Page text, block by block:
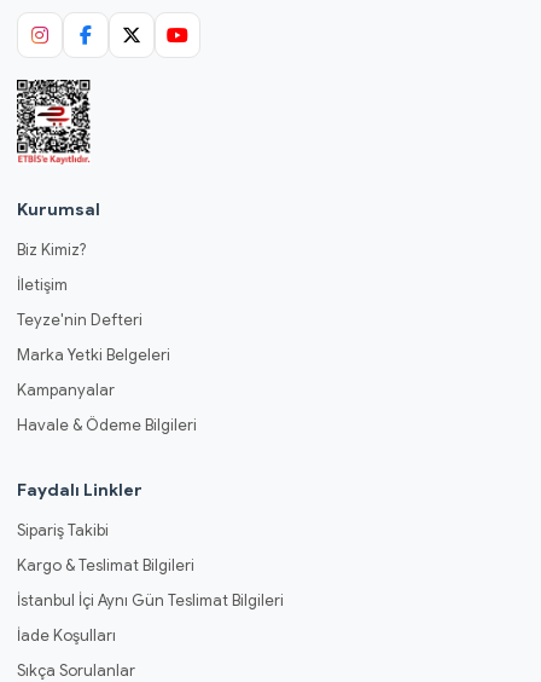
Kurumsal
Biz Kimiz?
İletişim
Teyze'nin Defteri
Marka Yetki Belgeleri
Kampanyalar
Havale & Ödeme Bilgileri
Faydalı Linkler
Sipariş Takibi
Kargo & Teslimat Bilgileri
İstanbul İçi Aynı Gün Teslimat Bilgileri
İade Koşulları
Sıkça Sorulanlar